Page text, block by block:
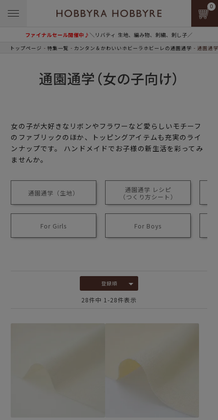
ファイナルセール開催中♪＼リバティ 生地、編み物、刺繍、刺し子／
0
トップページ 特集一覧 カンタン＆かわいいホビーラホビーレの通園通学 通園通
通園通学（女の子向け）
女の子が大好きなリボンやフラワーなど愛らしいモチーフ
のファブリックのほか、トッピングアイテムも充実のライ
ンナップです。 ハンドメイドでお子様の新生活を彩ってみ
ませんか。
通園通学（生地）
通園通学 レシピ
（つくり方シート）
For Girls For Boys
登録順
28件中 1 -28件表示